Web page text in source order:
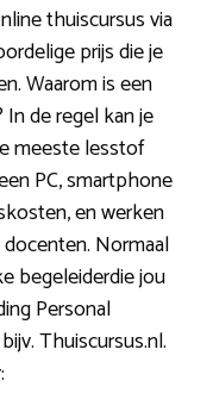
thuiscursus via
prijs die je
Waarom is een
de regel kan je
meeste lesstof
PC, smartphone
en werken
Normaal
begeleiderdie jou
Personal
Thuiscursus.nl.